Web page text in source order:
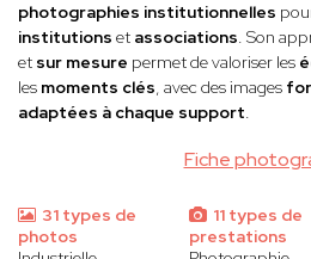
Fiche
photographies institutionnelles
institutions et associations. Son
et sur mesure permet de valoriser les
les moments clés, avec des images
adaptées à chaque support.
31 types de
photos
11 types de
prestations